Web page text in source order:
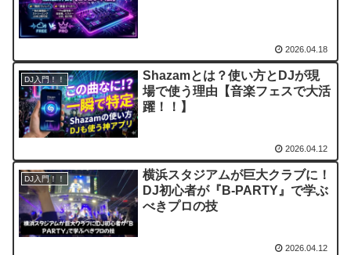
2026.04.18
DJ入門！！
Shazamとは？使い方とDJが現
場で使う理由【音楽フェスで大活
躍！！】
2026.04.12
DJ入門！！
横浜スタジアムが巨大クラブに！
DJ初心者が『B-PARTY』で学ぶ
べきプロの技
2026.04.12